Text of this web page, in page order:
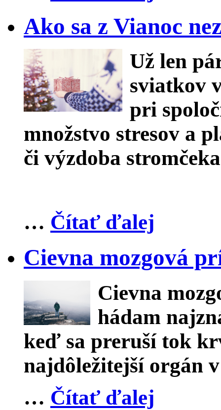
Ako sa z Vianoc
Už len
sviatkov
pri
množstvo stresov a
či výzdoba
… Čítať ďalej
Cievna mozgová
Cievna
hádam
keď sa preruší tok
najdôležitejší orgán
… Čítať ďalej